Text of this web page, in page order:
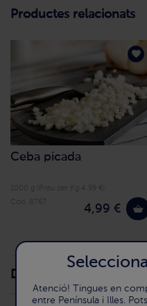
Productes relacionats
Ceba picada
1000 g (Preu per Kg 4.99 €)
4,99 €
Cod. 8767
Descripció de la recepta
Atenció! Tingues en
entre Península i Illes.